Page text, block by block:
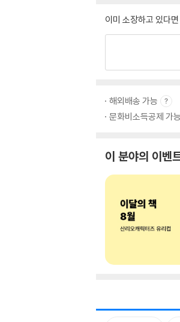
이미 소장하고 있다
해외배송 가능
문화비소득공제 가능
이 분야의 이벤